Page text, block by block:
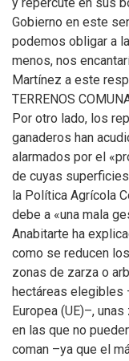
Gobierno en este
podemos obligar a
menos, nos
Martínez a este
TERRENOS
Por otro lado, los
ganaderos han
alarmados por el
de cuyas
la Política Agrícola
debe a «una mala
Anabitarte ha
como se reducen
zonas de zarza o
hectáreas elegibles
Europea (UE)–,
en las que no
coman –ya que el